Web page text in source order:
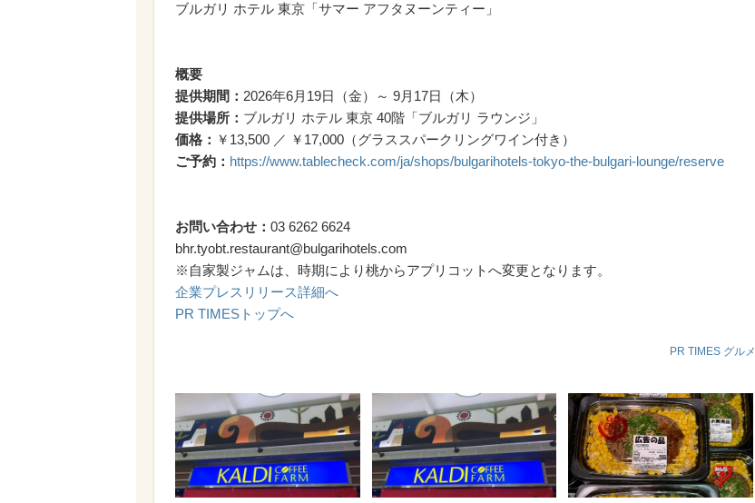
ブルガリ ホテル 東京「サマー アフタヌーンティー」
概要
提供期間： 2026年6月19日（金）～ 9月17日（木）
提供場所： ブルガリ ホテル 東京 40階「ブルガリ ラウンジ」
価格： ￥13,500 ／ ￥17,000（グラススパークリングワイン付き）
ご予約： https://www.tablecheck.com/ja/shops/bulgarihotels-tokyo-the-bulgari-lounge/reserve
お問い合わせ： 03 6262 6624
bhr.tyobt.restaurant@bulgarihotels.com
※自家製ジャムは、時期により桃からアプリコットへ変更となります。
企業プレスリリース詳細へ
PR TIMESトップへ
PR TIMES グルメ